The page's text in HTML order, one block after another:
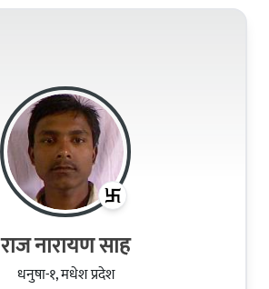
राज नारायण साह
धनुषा-१, मधेश प्रदेश